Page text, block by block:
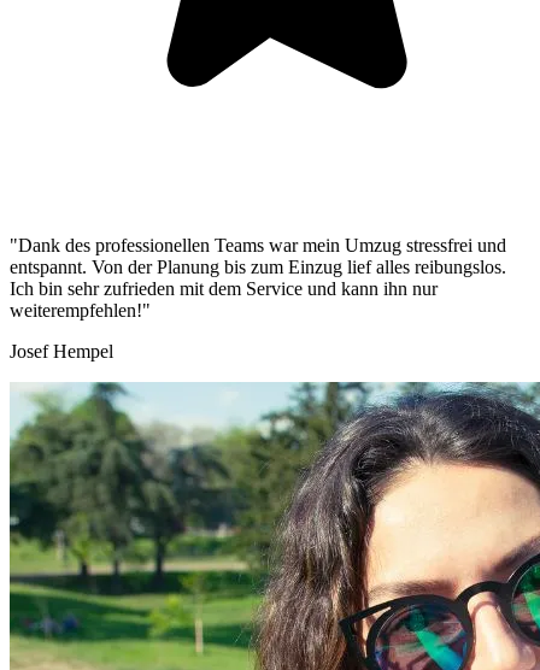
"Dank des professionellen Teams war mein Umzug stressfrei und
entspannt. Von der Planung bis zum Einzug lief alles reibungslos.
Ich bin sehr zufrieden mit dem Service und kann ihn nur
weiterempfehlen!"
Josef Hempel